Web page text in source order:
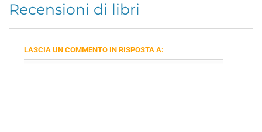
Recensioni di libri
LASCIA UN COMMENTO IN RISPOSTA A: